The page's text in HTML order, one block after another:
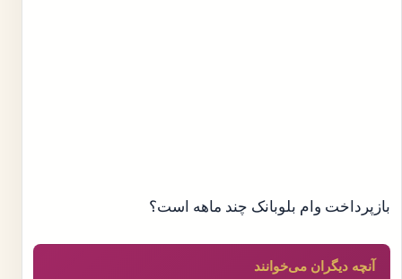
بازپرداخت وام بلوبانک چند ماهه است؟
آنچه دیگران می‌خوانند